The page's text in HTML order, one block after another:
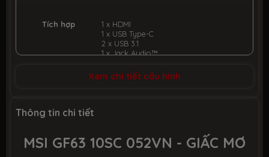
Tích hợp
1 x HDMI
1 x USB Type-C
2 x USB 3.1
1 x Jack Audio™
1 x LAN RJ45 Gigabit
1 x Webcam
Xem chi tiết cấu hình
Thông tin chi tiết
MSI GF63 10SC 052VN - GIẤC MƠ